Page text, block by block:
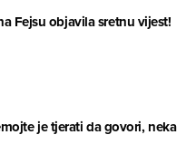
Fejsu objavila sretnu vijest!
je tjerati da govori, neka